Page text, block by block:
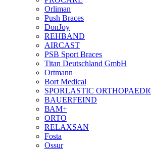
Orliman
Push Braces
DonJoy
REHBAND
AIRCAST
PSB Sport Braces
Titan Deutschland GmbH
Ortmann
Bort Medical
SPORLASTIC
BAUERFEIND
ВАМ+
ORTO
RELAXSAN
Fosta
Ossur